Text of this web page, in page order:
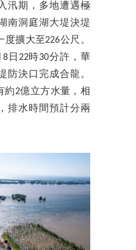
汛期，多地遭遇極
南洞庭湖大堤決堤
擴大至226公尺。
日22時30分許，華
防決口完成合龍。
約2億立方水量，相
排水時間預計分兩